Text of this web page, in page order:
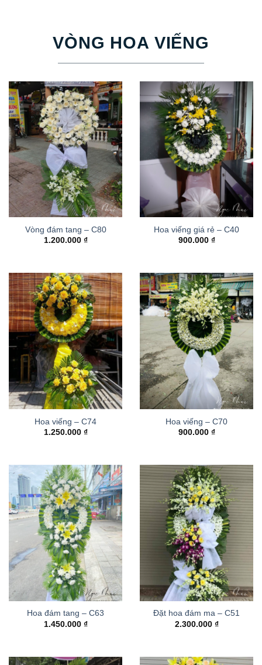
VÒNG HOA VIẾNG
Vòng đám tang – C80
1.200.000 ₫
Hoa viếng giá rẻ – C40
900.000 ₫
Hoa viếng – C74
1.250.000 ₫
Hoa viếng – C70
900.000 ₫
Hoa đám tang – C63
1.450.000 ₫
Đặt hoa đám ma – C51
2.300.000 ₫